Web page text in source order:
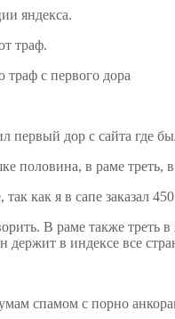
яндекса.
траф.
с первого дора
первый дор с сайта где
половина, в раме треть, в
как я в сапе заказал
В раме также треть
в индексе все
спамом с порно